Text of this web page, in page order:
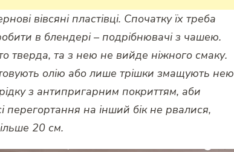
вівсяні пластівці. Спочатку їх треба
в блендері – подрібнювачі з чашею.
тверда, та з нею не вийде ніжного смаку.
олію або лише трішки змащують нею
з антипригарним покриттям, аби
на інший бік не рвалися,
20 см.